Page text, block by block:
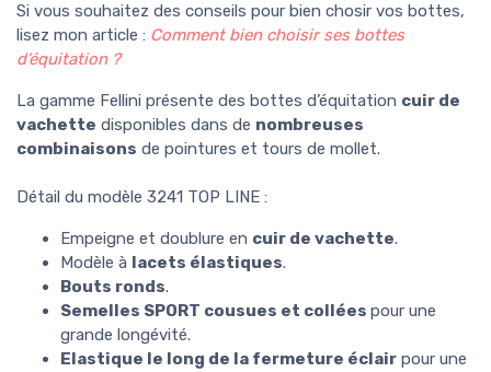
Si vous souhaitez des conseils pour bien chosir vos bottes,
lisez mon article : Comment bien choisir ses bottes
d’équitation ?
La gamme Fellini présente des bottes d’équitation cuir de
vachette disponibles dans de nombreuses
combinaisons de pointures et tours de mollet.
Détail du modèle 3241 TOP LINE :
Empeigne et doublure en cuir de vachette.
Modèle à lacets élastiques.
Bouts ronds.
Semelles SPORT cousues et collées pour une
grande longévité.
Elastique le long de la fermeture éclair pour une